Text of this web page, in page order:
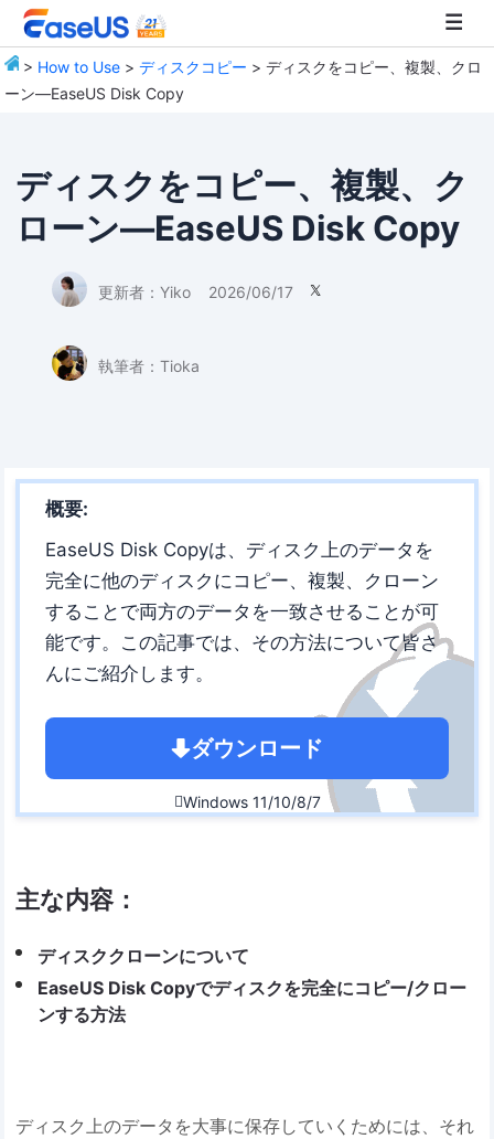
> How to Use >ディスクコピー > ディスクをコピー、複製、クロ
ーン―EaseUS Disk Copy
ディスクをコピー、複製、ク
ローン―EaseUS Disk Copy
更新者： Yiko 2026/06/17 
執筆者： Tioka
概要:
EaseUS Disk Copyは、ディスク上のデータを
完全に他のディスクにコピー、複製、クローン
することで両方のデータを一致させることが可
能です。この記事では、その方法について皆さ
んにご紹介します。
ダウンロード
Windows 11/10/8/7
主な内容：
ディスククローンについて
EaseUS Disk Copyでディスクを完全にコピー/クロー
ンする方法
ディスク上のデータを大事に保存していくためには、それ